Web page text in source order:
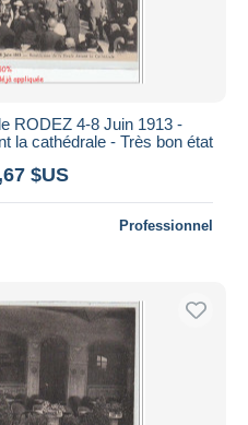
RODEZ 4-8 Juin 1913 -
la cathédrale - Très bon état
$US
Professionnel